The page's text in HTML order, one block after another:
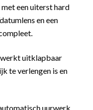
een uiterst hard
en een
uitklapbaar
te verlengen is en
uurwerk